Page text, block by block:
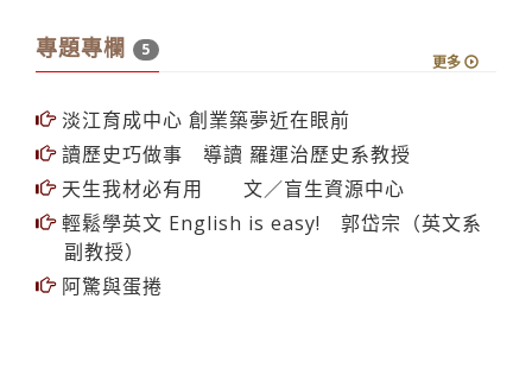
專題專欄 5
更多
淡江育成中心 創業築夢近在眼前
讀歷史巧做事 導讀 羅運治歷史系教授
天生我材必有用 文／盲生資源中心
輕鬆學英文 English is easy! 郭岱宗（英文系
副教授）
阿驚與蛋捲